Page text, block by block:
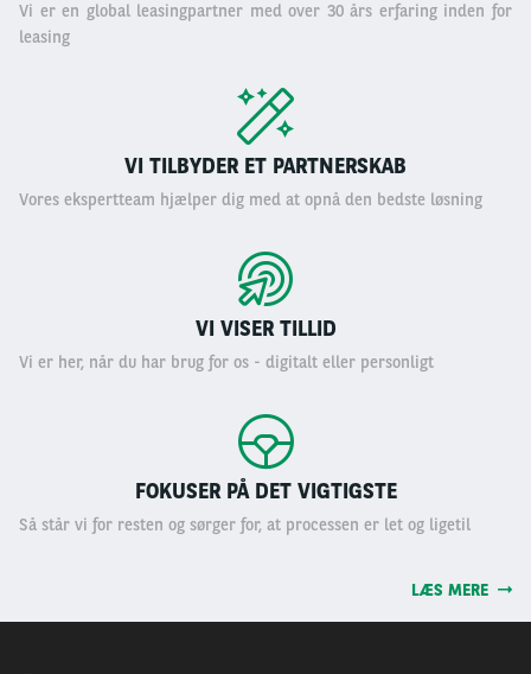
Vi er en global leasingpartner med over 30 års erfaring inden for
leasing
VI TILBYDER ET PARTNERSKAB
Vores ekspertteam hjælper dig med at opnå den bedste løsning
VI VISER TILLID
Vi er her, når du har brug for os - digitalt eller personligt
FOKUSER PÅ DET VIGTIGSTE
Så står vi for resten og sørger for, at processen er let og ligetil
LÆS MERE